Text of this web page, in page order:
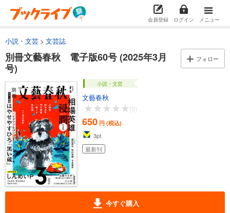
会員登録 ログイン メニュー
小説・文芸 文芸誌
別冊文藝春秋 電子版60号 (2025年3月
号)
フォロー
小説・文芸
文藝春秋
-
(0)
650 円 (税込)
3pt
最新刊
今すぐ購入